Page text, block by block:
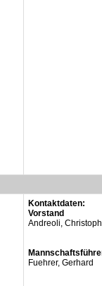
Kontaktdaten:
Vorstand
Andreoli,
Fuehrer, Gerhard